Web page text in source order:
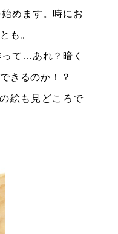
めます。時にお
も。
て…あれ？暗く
きるのか！？
絵も見どころで